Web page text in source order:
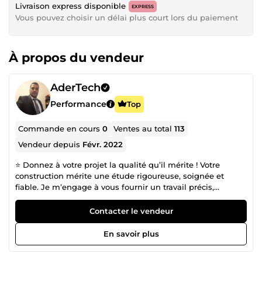
Livraison express disponible EXPRESS
Vous pouvez choisir un délai plus court lors du paiement
À propos du vendeur
AderTech
Performance Top
Commande en cours0 Ventes au total113
Vendeur depuis Févr. 2022
⭐ Donnez à votre projet la qualité qu’il mérite ! Votre
construction mérite une étude rigoureuse, soignée et
fiable. Je m’engage à vous fournir un travail précis,
professionnel et parfaitement adapté à vos besoins. 👷‍♂️
Ingénieur en génie civil – plus de 14 ans d’expérience, je
réalise vos : Plans de coffrage, Structures métalliques,
Plans de renforcement, avec tous les détails d’exécution
nécessaires pour une réalisation sûre et conforme. 🔧
Contacter le vendeur
En savoir plus